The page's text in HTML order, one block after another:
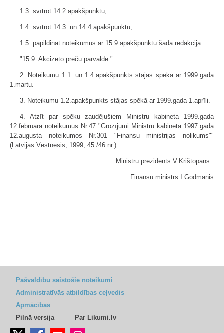
1.3. svītrot 14.2.apakšpunktu;
1.4. svītrot 14.3. un 14.4.apakšpunktu;
1.5. papildināt noteikumus ar 15.9.apakšpunktu šādā redakcijā:
"15.9. Akcizēto preču pārvalde."
2. Noteikumu 1.1. un 1.4.apakšpunkts stājas spēkā ar 1999.gada
1.martu.
3. Noteikumu 1.2.apakšpunkts stājas spēkā ar 1999.gada 1.aprīli.
4. Atzīt par spēku zaudējušiem Ministru kabineta 1999.gada
12.februāra noteikumus Nr.47 "Grozījumi Ministru kabineta 1997.gada
12.augusta noteikumos Nr.301 "Finansu ministrijas nolikums""
(Latvijas Vēstnesis, 1999, 45./46.nr.).
Ministru prezidents V.Krištopans
Finansu ministrs I.Godmanis
Pašvaldību saistošie noteikumi
Administratīvās atbildības ceļvedis
Apmācības
Pilnā versija
Par Likumi.lv